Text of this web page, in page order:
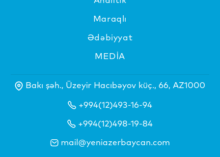
Maraqlı
Ədəbiyyat
MEDİA
Bakı şəh., Üzeyir Hacıbəyov küç., 66, AZ1000
+994(12)493-16-94
+994(12)498-19-84
mail@yeniazerbaycan.com